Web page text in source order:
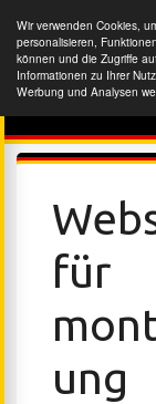
Wir verwenden Cookies,
personalisieren,
können und die Zugriffe
Informationen zu Ihrer
Werbung und Analysen
Website-
für
ung